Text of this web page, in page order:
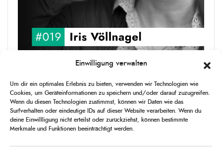
Einwilligung verwalten
Um dir ein optimales Erlebnis zu bieten, verwenden wir Technologien wie
Cookies, um Geräteinformationen zu speichern und/oder darauf zuzugreifen.
Wenn du diesen Technologien zustimmst, können wir Daten wie das
Surfverhalten oder eindeutige IDs auf dieser Website verarbeiten. Wenn du
deine Einwillligung nicht erteilst oder zurückziehst, können bestimmte
Merkmale und Funktionen beeinträchtigt werden.
Iris Völlnagel hat schon auf unterschiedlichen Kontinenten gelebt
und gearbeitet, spricht mehrere Sprachen und berichtet
leidenschaftlich gerne über das, was sie erlebt – als Journalistin,
[...]